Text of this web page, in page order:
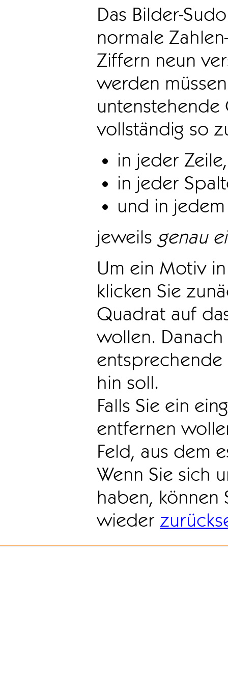
Das Bilder-
normale
Ziffern neun
werden
vollständig so
in jeder Zeile,
in jeder
und in
jeweils genau
Um ein Motiv
klicken Sie
Quadrat auf
wollen.
hin soll.
Falls Sie ein
entfernen
Feld, aus dem
Wenn Sie sich
haben, können
wieder